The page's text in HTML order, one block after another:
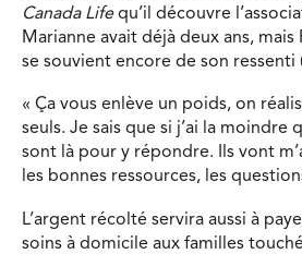
Canada Lifequ’il découvre
Marianne avait déjà deux ans,
se souvient encore de son ressenti
« Ça vous enlève un poids, on
seuls. Je sais que si j’ai la moindre
sont là pour y répondre. Ils vont
les bonnes ressources, les
L’argent récolté servira aussi à
soins à domicile aux familles